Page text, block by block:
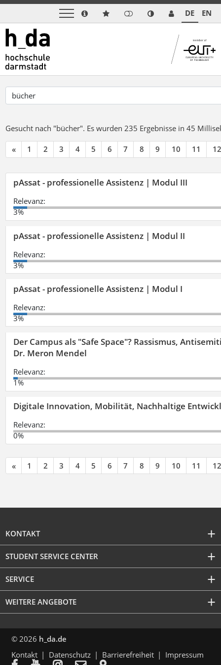
DE EN
Gesucht nach "bücher". Es wurden 235 Ergebnisse in 45
« 1 2 3 4 5 6 7 8 9 10 11 12
pAssat - professionelle Assistenz | Modul III
Relevanz:
3%
pAssat - professionelle Assistenz | Modul II
Relevanz:
3%
pAssat - professionelle Assistenz | Modul I
Relevanz:
3%
Der Campus als "Safe Space"? Rassismus,
Dr. Meron Mendel
Relevanz:
1%
Digitale Innovation, Mobilität, Nachhaltige
Relevanz:
0%
« 1 2 3 4 5 6 7 8 9 10 11 12
KONTAKT
STUDENT SERVICE CENTER
SERVICE
WEITERE ANGEBOTE
© 2026 h_da.de
Kontakt
Datenschutz Barrierefreiheit Impressum